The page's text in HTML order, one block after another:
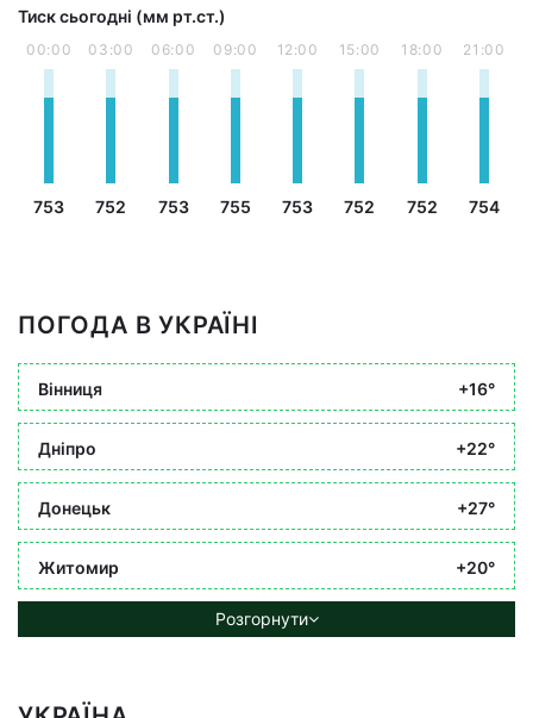
Тиск сьогодні (мм рт.ст.)
00:00
753
03:00
752
06:00
753
09:00
755
12:00
753
15:00
752
18:00
752
21:00
754
ПОГОДА В УКРАЇНІ
Вінниця +16°
Дніпро +22°
Донецьк +27°
Житомир +20°
Розгорнути